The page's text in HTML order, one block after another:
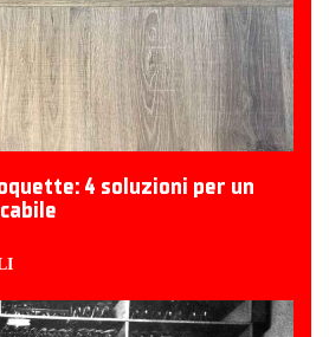
4 soluzioni per un